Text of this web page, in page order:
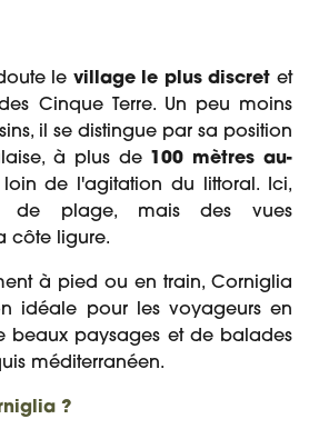
le village le plus discret et
Cinque Terre. Un peu moins
il se distingue par sa position
à plus de 100 mètres au-
loin de l'agitation du littoral. Ici,
plage, mais des vues
côte ligure.
à pied ou en train, Corniglia
idéale pour les voyageurs en
beaux paysages et de balades
méditerranéen.
?